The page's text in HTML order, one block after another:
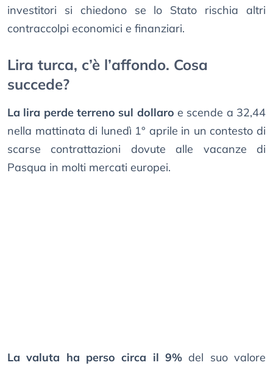
investitori si chiedono se lo Stato rischia altri
contraccolpi economici e finanziari.
Lira turca, c’è l’affondo. Cosa
succede?
La lira perde terreno sul dollaro e scende a 32,44
nella mattinata di lunedì 1° aprile in un contesto di
scarse contrattazioni dovute alle vacanze di
Pasqua in molti mercati europei.
La valuta ha perso circa il 9% del suo valore